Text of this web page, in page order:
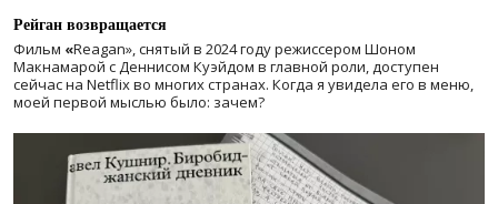
Рейган возвращается
Фильм «Reagan», снятый в 2024 годурежиссером Шоном
Макнамарой с Деннисом Куэйдом в главной роли, доступен
сейчас на Netflix во многих странах. Когда я увидела его в меню,
моей первой мыслью было: зачем?